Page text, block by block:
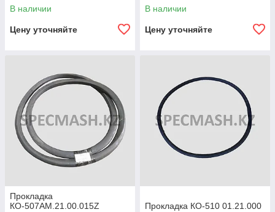
В наличии
Цену уточняйте
В наличии
Цену уточняйте
Прокладка
КО-507АМ.21.00.015Z
Прокладка КО-510 01.21.000